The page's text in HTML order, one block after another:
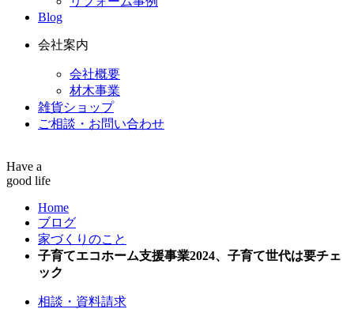
Blog
会社案内
会社概要
材木事業
雑貨ショップ
ご相談・お問い合わせ
Have a
good life
Home
ブログ
家づくりのこと
子育てエコホーム支援事業2024、子育て世代は要チェ
ック
相談・資料請求